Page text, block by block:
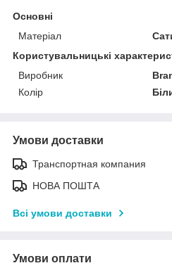
Основні
Матеріал
Користувальницькі
Виробник
Колір
Умови доставки
Транспортная компания
НОВА ПОШТА
Всі умови доставки
Умови оплати